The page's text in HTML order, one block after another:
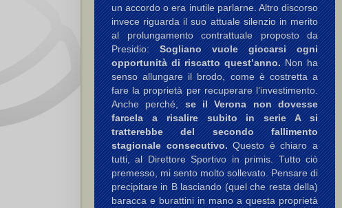
un accordo o era inutile parlarne. Altro discorso
invece riguarda il suo attuale silenzio in merito
al prolungamento contrattuale proposto da
Presidio:Sogliano vuole giocarsi ogni
opportunità di riscatto quest’anno.Non ha
senso allungare il brodo, come è costretta a
fare la proprietà per recuperare l’investimento.
Anche perché,se il Verona non dovesse
farcela a risalire subito in serie A si
tratterebbe del secondo fallimento
stagionale consecutivo.Questo è chiaro a
tutti, al Direttore Sportivo in primis. Tutto ciò
premesso, mi sento molto sollevato. Pensare di
precipitare in B lasciando (quel che resta della)
baracca e burattini in mano a questa proprietà